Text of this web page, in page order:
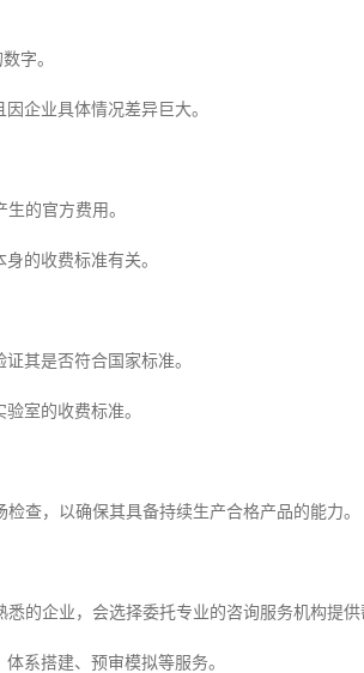
字。
企业具体情况差异巨大。
的官方费用。
的收费标准有关。
其是否符合国家标准。
室的收费标准。
查，以确保其具备持续生产合格产品的能力。
的企业，会选择委托专业的咨询服务机构提供
系搭建、预审模拟等服务。